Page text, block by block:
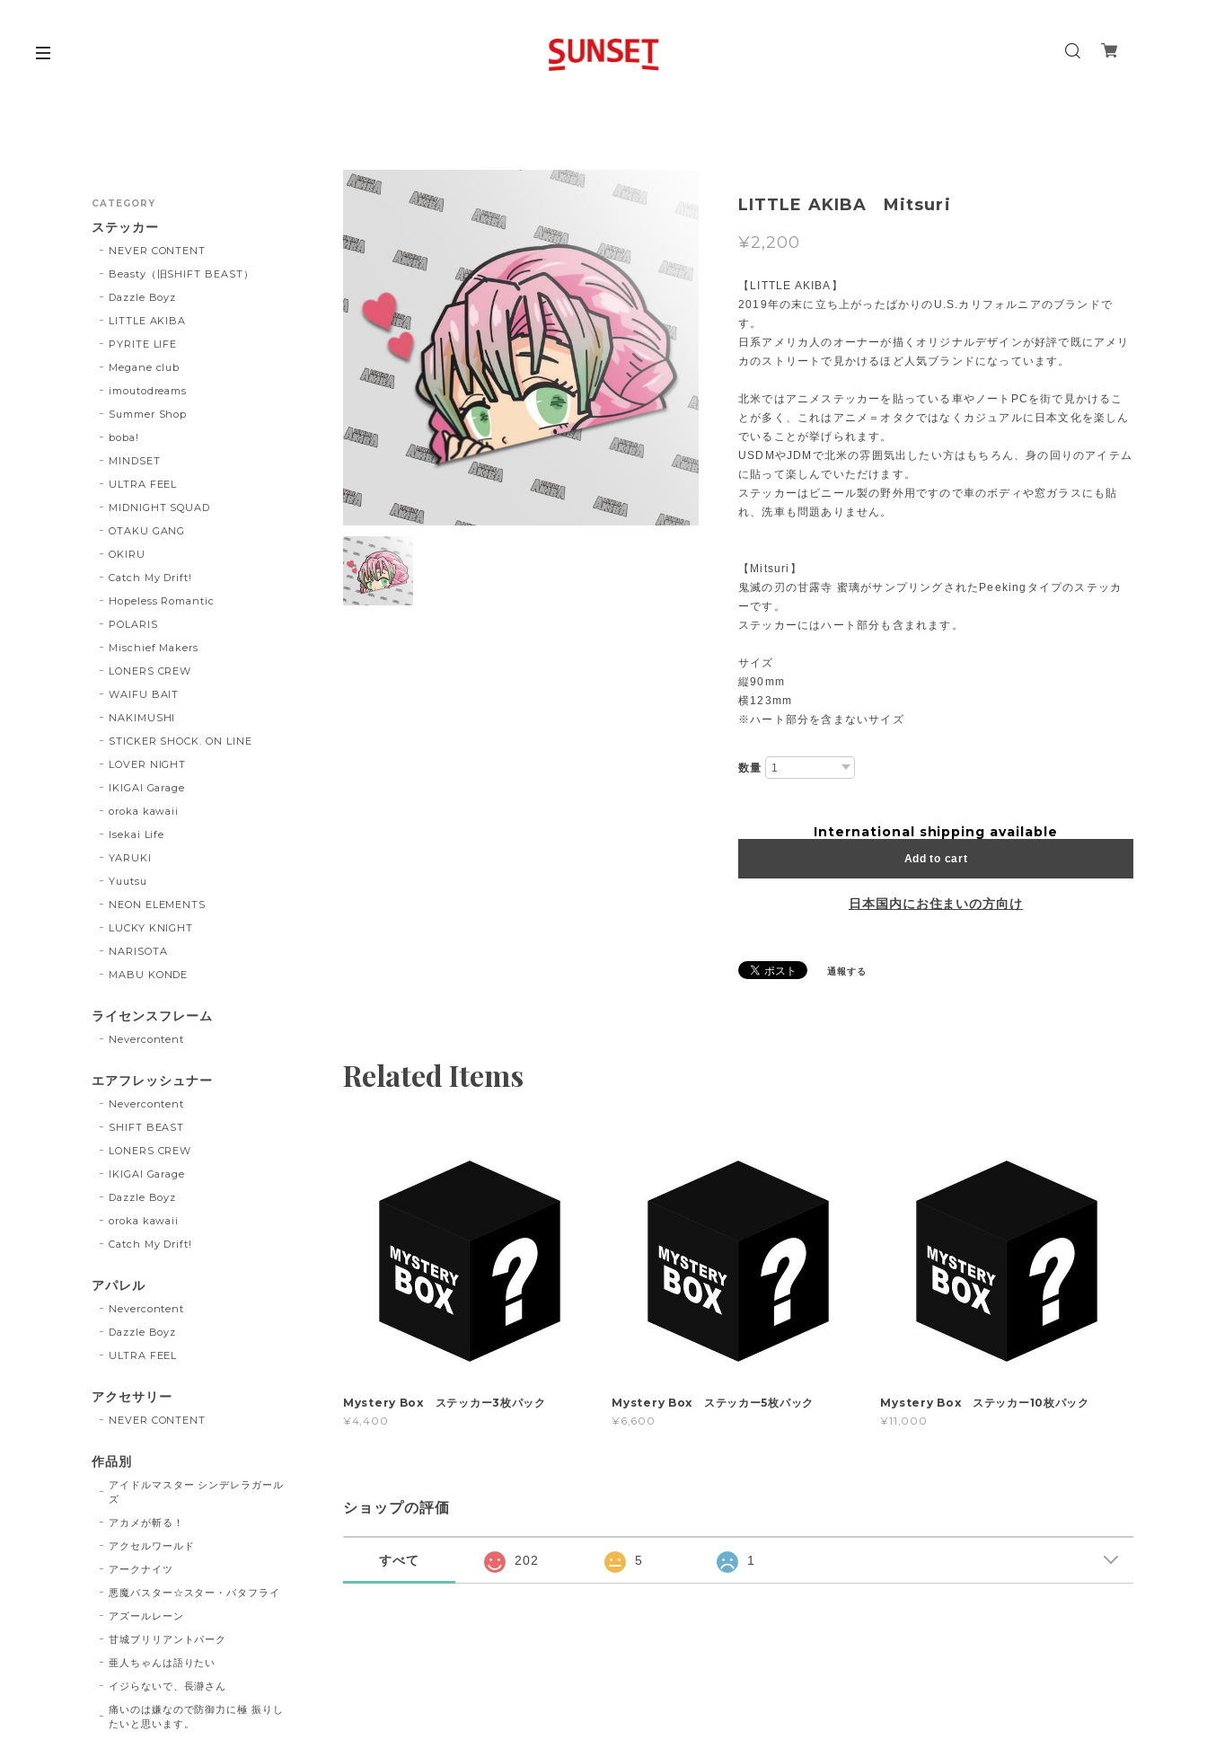
LITTLE AKIBA Mitsuri
¥2,200
【LITTLE AKIBA】
2019年の末に立ち上がったばかりのU.S.カリフォルニアのブランドで
す。
日系アメリカ人のオーナーが描くオリジナルデザインが好評で既にアメリ
カのストリートで見かけるほど人気ブランドになっています。
北米ではアニメステッカーを貼っている車やノートPCを街で見かけるこ
とが多く、これはアニメ＝オタクではなくカジュアルに日本文化を楽しん
でいることが挙げられます。
USDMやJDMで北米の雰囲気出したい方はもちろん、身の回りのアイテム
に貼って楽しんでいただけます。
ステッカーはビニール製の野外用ですので車のボディや窓ガラスにも貼
れ、洗車も問題ありません。
【Mitsuri】
鬼滅の刃の甘露寺 蜜璃がサンプリングされたPeekingタイプのステッカ
ーです。
ステッカーにはハート部分も含まれます。
サイズ
縦90mm
横123mm
※ハート部分を含まないサイズ
数量
International shipping available
Add to cart
日本国内にお住まいの方向け
通報する
Related Items
Mystery Box ステッカー3枚パック
¥4,400
Mystery Box ステッカー5枚パック
¥6,600
Mystery Box ステッカー10枚パック
¥11,000
ショップの評価
すべて 202 5 1
CATEGORY
ステッカー
NEVER CONTENT
Beasty（旧SHIFT BEAST）
Dazzle Boyz
LITTLE AKIBA
PYRITE LIFE
Megane club
imoutodreams
Summer Shop
boba!
MINDSET
ULTRA FEEL
MIDNIGHT SQUAD
OTAKU GANG
OKIRU
Catch My Drift!
Hopeless Romantic
POLARIS
Mischief Makers
LONERS CREW
WAIFU BAIT
NAKIMUSHI
STICKER SHOCK. ON LINE
LOVER NIGHT
IKIGAI Garage
oroka kawaii
Isekai Life
YARUKI
Yuutsu
NEON ELEMENTS
LUCKY KNIGHT
NARISOTA
MABU KONDE
ライセンスフレーム
Nevercontent
エアフレッシュナー
Nevercontent
SHIFT BEAST
LONERS CREW
IKIGAI Garage
Dazzle Boyz
oroka kawaii
Catch My Drift!
アパレル
Nevercontent
Dazzle Boyz
ULTRA FEEL
アクセサリー
NEVER CONTENT
作品別
アイドルマスター シンデレラガール
ズ
アカメが斬る！
アクセルワールド
アークナイツ
悪魔バスター☆スター・バタフライ
アズールレーン
甘城ブリリアントパーク
亜人ちゃんは語りたい
イジらないで、長瀞さん
痛いのは嫌なので防御力に極 振りし
たいと思います。